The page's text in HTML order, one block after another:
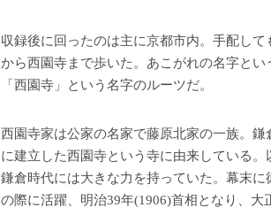
収録後に回ったのは主に京都市内。手配し
から西園寺まで歩いた。あこがれの名字と
「西園寺」という名字のルーツだ。
西園寺家は公家の名家で藤原北家の一族。
に建立した西園寺という寺に由来している
鎌倉時代には大きな力を持っていた。幕末
の際に活躍、明治39年(1906)首相となり、